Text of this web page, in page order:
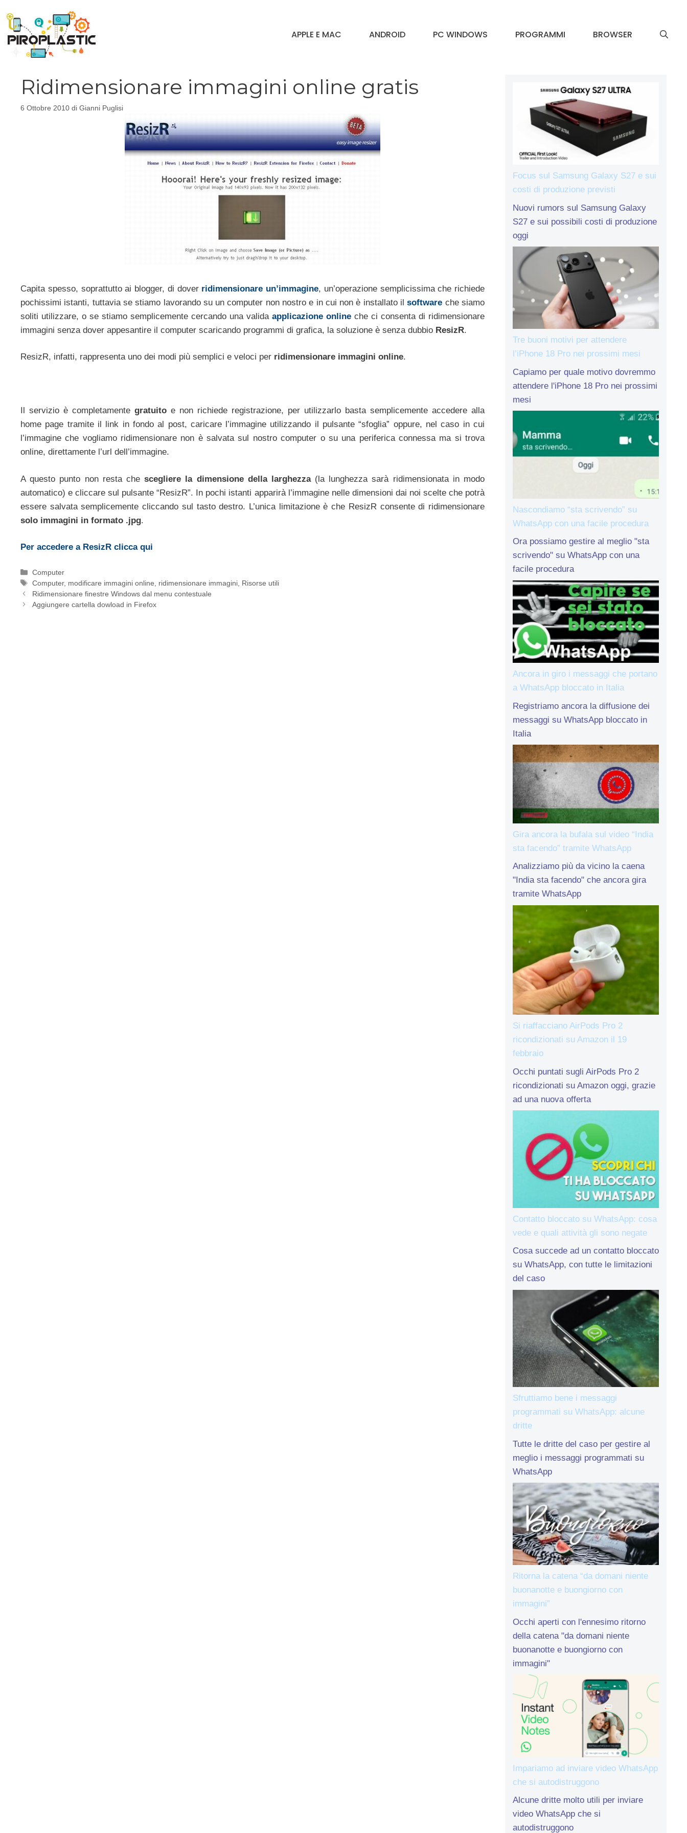
contenuto
APPLE E MAC ANDROID PC WINDOWS PROGRAMMI BROWSER
Ridimensionare immagini online gratis
6 Ottobre 2010 di Gianni Puglisi
Capita spesso, soprattutto ai blogger, di dover ridimensionare un’immagine, un’operazione semplicissima che richiede
pochissimi istanti, tuttavia se stiamo lavorando su un computer non nostro e in cui non è installato ilsoftware che siamo
soliti utilizzare, o se stiamo semplicemente cercando una valida applicazione online che ci consenta di ridimensionare
immagini senza dover appesantire il computer scaricando programmi di grafica, la soluzione è senza dubbio ResizR.
ResizR, infatti, rappresenta uno dei modi più semplici e veloci per ridimensionare immagini online.
Il servizio è completamente gratuito e non richiede registrazione, per utilizzarlo basta semplicemente accedere alla
home page tramite il link in fondo al post, caricare l’immagine utilizzando il pulsante “sfoglia” oppure, nel caso in cui
l’immagine che vogliamo ridimensionare non è salvata sul nostro computer o su una periferica connessa ma si trova
online, direttamente l’url dell’immagine.
A questo punto non resta chescegliere la dimensione della larghezza(la lunghezza sarà ridimensionata in modo
automatico) e cliccare sul pulsante “ResizR”. In pochi istanti apparirà l’immagine nelle dimensioni dai noi scelte che potrà
essere salvata semplicemente cliccando sul tasto destro. L’unica limitazione è che ResizR consente di ridimensionare
solo immagini in formato .jpg.
Per accedere a ResizR clicca qui
Categorie
Computer
Tag
Computer, modificare immagini online ridimensionare immagini Risorse utili
Ridimensionare finestre Windows dal menu contestuale
Aggiungere cartella dowload in Firefox
Focus sul Samsung Galaxy S27 e sui
costi di produzione previsti
Nuovi rumors sul Samsung Galaxy
S27 e sui possibili costi di produzione
oggi
Tre buoni motivi per attendere
l’iPhone 18 Pro nei prossimi mesi
Capiamo per quale motivo dovremmo
attendere l'iPhone 18 Pro nei prossimi
mesi
Nascondiamo “sta scrivendo” su
WhatsApp con una facile procedura
Ora possiamo gestire al meglio "sta
scrivendo" su WhatsApp con una
facile procedura
Ancora in giro i messaggi che portano
a WhatsApp bloccato in Italia
Registriamo ancora la diffusione dei
messaggi su WhatsApp bloccato in
Italia
Gira ancora la bufala sul video “India
sta facendo” tramite WhatsApp
Analizziamo più da vicino la caena
"India sta facendo" che ancora gira
tramite WhatsApp
Si riaffacciano AirPods Pro 2
ricondizionati su Amazon il 19
febbraio
Occhi puntati sugli AirPods Pro 2
ricondizionati su Amazon oggi, grazie
ad una nuova offerta
Contatto bloccato su WhatsApp: cosa
vede e quali attività gli sono negate
Cosa succede ad un contatto bloccato
su WhatsApp, con tutte le limitazioni
del caso
Sfruttiamo bene i messaggi
programmati su WhatsApp: alcune
dritte
Tutte le dritte del caso per gestire al
meglio i messaggi programmati su
WhatsApp
Ritorna la catena “da domani niente
buonanotte e buongiorno con
immagini”
Occhi aperti con l'ennesimo ritorno
della catena "da domani niente
buonanotte e buongiorno con
immagini"
Impariamo ad inviare video WhatsApp
che si autodistruggono
Alcune dritte molto utili per inviare
video WhatsApp che si
autodistruggono